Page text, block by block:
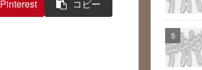
Pinterest コピー